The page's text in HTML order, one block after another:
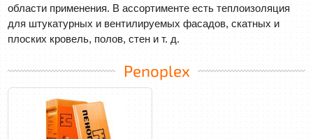
области применения. В ассортименте есть теплоизоляция
для штукатурных и вентилируемых фасадов, скатных и
плоских кровель, полов, стен и т. д.
Penoplex